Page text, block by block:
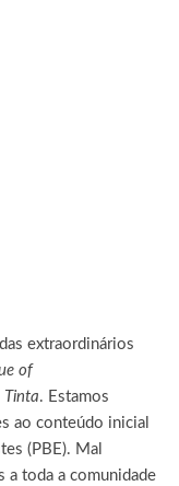
extraordinários
of
Tinta. Estamos
ao conteúdo inicial
(PBE). Mal
a toda a comunidade